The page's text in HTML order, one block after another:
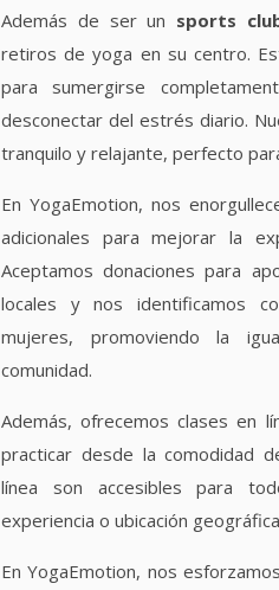
Además de ser un sports
retiros de yoga en su centro.
para sumergirse
desconectar del estrés diario.
tranquilo y relajante, perfecto
En YogaEmotion, nos
adicionales para mejorar la
Aceptamos donaciones para
locales y nos identificamos
mujeres, promoviendo la
comunidad.
Además, ofrecemos clases en
practicar desde la comodidad
línea son accesibles para
experiencia o ubicación
En YogaEmotion, nos